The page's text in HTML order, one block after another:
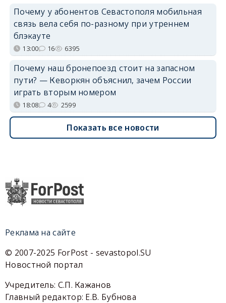
Почему у абонентов Севастополя мобильная
связь вела себя по-разному при утреннем
блэкауте
13:00 16 6395
Почему наш бронепоезд стоит на запасном
пути? — Кеворкян объяснил, зачем России
играть вторым номером
18:08 4 2599
Показать все новости
Реклама на сайте
© 2007-2025 ForPost - sevastopol.SU
Новостной портал
Учредитель: С.П. Кажанов
Главный редактор: Е.В. Бубнова